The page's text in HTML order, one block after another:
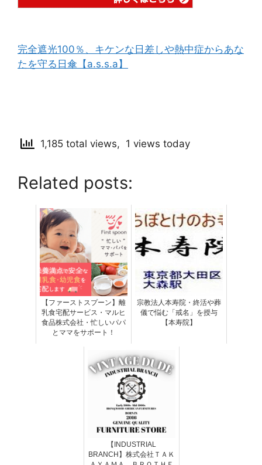
完全遮光100％、キケンな日差しや熱中症からあな
たを守る日傘【a.s.s.a】
1,185 total views, 1 views today
Related posts:
【ファーストスプーン】離
乳食宅配サービス・マルヒ
食品株式会社・忙しいパパ
とママをサポート！
宗教法人本寿院・終活や葬
儀で悩む「戒名」を授与
【本寿院】
【INDUSTRIAL
BRANCH】株式会社ＴＡＫ